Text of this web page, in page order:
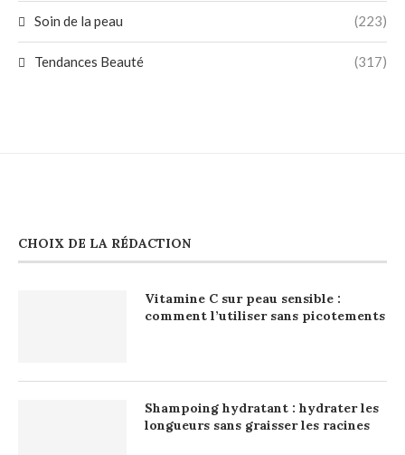
Soin de la peau (223)
Tendances Beauté (317)
CHOIX DE LA RÉDACTION
Vitamine C sur peau sensible :
comment l’utiliser sans picotements
Shampoing hydratant : hydrater les
longueurs sans graisser les racines